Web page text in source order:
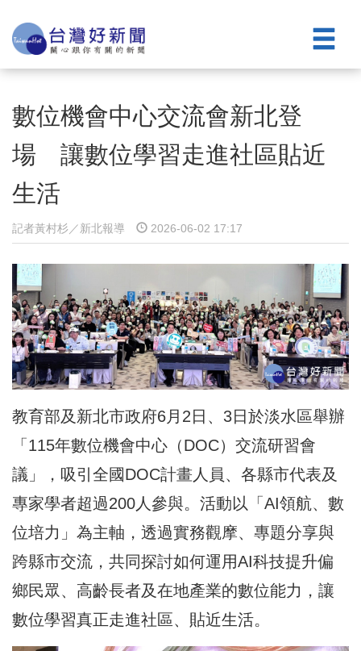
數位機會中心交流會新北登
場 讓數位學習走進社區貼近
生活
記者黃村杉／新北報導 2026-06-02 17:17
教育部及新北市政府6月2日、3日於淡水區舉辦
「115年數位機會中心（DOC）交流研習會
議」，吸引全國DOC計畫人員、各縣市代表及
專家學者超過200人參與。活動以「AI領航、數
位培力」為主軸，透過實務觀摩、專題分享與
跨縣市交流，共同探討如何運用AI科技提升偏
鄉民眾、高齡長者及在地產業的數位能力， 讓
數位學習真正走進社區、貼近生活。